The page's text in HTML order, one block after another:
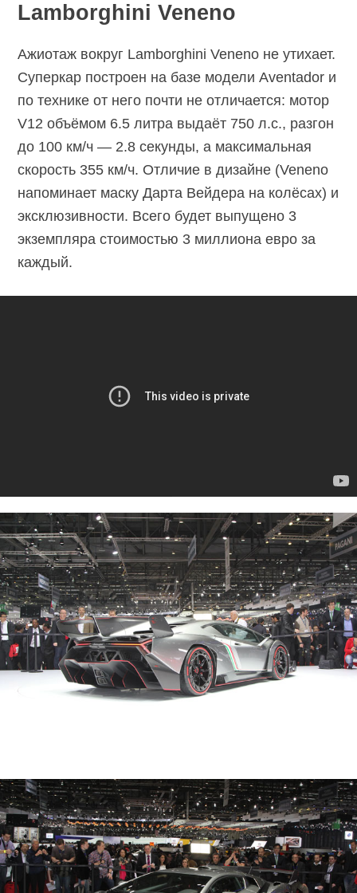
Lamborghini Veneno
Ажиотаж вокруг Lamborghini Veneno не утихает.
Суперкар построен на базе модели Aventador и
по технике от него почти не отличается: мотор
V12 объёмом 6.5 литра выдаёт 750 л.с., разгон
до 100 км/ч — 2.8 секунды, а максимальная
скорость 355 км/ч. Отличие в дизайне (Veneno
напоминает маску Дарта Вейдера на колёсах) и
эксклюзивности. Всего будет выпущено 3
экземпляра стоимостью 3 миллиона евро за
каждый.